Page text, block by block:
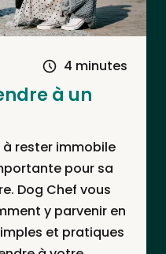
4 minutes
à un
à rester immobile
pour sa
Dog Chef vous
y parvenir en
et pratiques